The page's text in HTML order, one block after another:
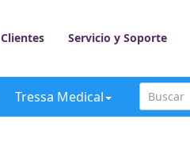
Clientes Servicio y Soporte
Tressa Medical